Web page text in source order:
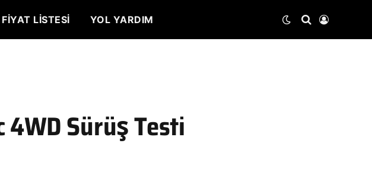
FIYAT LISTESI YOL YARDIM
Sürüş Testi